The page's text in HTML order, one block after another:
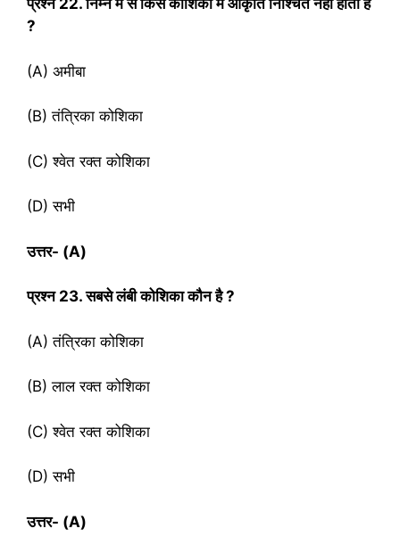
प्रश्‍न 22. निम्न में से किस कोशिका में आकृति निश्चित नहीं होती है
?
(A) अमीबा
(B) तंत्रिका कोशिका
(C) श्वेत रक्त कोशिका
(D) सभी
उत्तर- (A)
प्रश्‍न 23. सबसे लंबी कोशिका कौन है ?
(A) तंत्रिका कोशिका
(B) लाल रक्त कोशिका
(C) श्वेत रक्त कोशिका
(D) सभी
उत्तर- (A)